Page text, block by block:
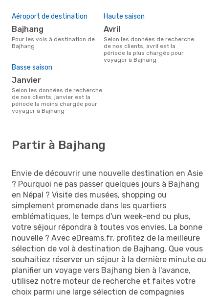
Aéroport de destination
Bajhang
Pour les vols à destination de
Bajhang
Haute saison
avril
Selon les données de recherche
de nos clients, avril est la
période la plus chargée pour
voyager à Bajhang
Basse saison
janvier
Selon les données de recherche
de nos clients, janvier est la
période la moins chargée pour
voyager à Bajhang
Partir à Bajhang
Envie de découvrir une nouvelle destination en Asie
? Pourquoi ne pas passer quelques jours à Bajhang
en Népal ? Visite des musées, shopping ou
simplement promenade dans les quartiers
emblématiques, le temps d'un week-end ou plus,
votre séjour répondra à toutes vos envies. La bonne
nouvelle ? Avec eDreams.fr, profitez de la meilleure
sélection de vol à destination de Bajhang. Que vous
souhaitiez réserver un séjour à la dernière minute ou
planifier un voyage vers Bajhang bien à l'avance,
utilisez notre moteur de recherche et faites votre
choix parmi une large sélection de compagnies